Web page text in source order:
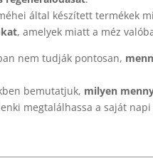
által készített termékek
, amelyek miatt a méz
nem tudják pontosan,
bemutatjuk, milyen
megtalálhassa a saját napi